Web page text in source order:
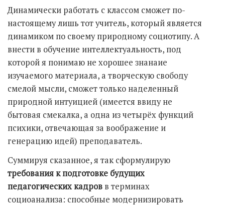
Динамически работать с классом сможет по-
настоящему лишь тот учитель, который является
динамиком по своему природному социотипу. А
внести в обучение интеллектуальность, под
которой я понимаю не хорошее знанаие
изучаемого материала, а творческую свободу
смелой мысли, сможет только наделенный
природной интуицией (имеется ввиду не
бытовая смекалка, а одна из четырёх функций
психики, отвечающая за воображение и
генерацию идей) преподаватель.
Суммируя сказанное, я так сформулирую
требования к подготовке будущих
педагогических кадров в терминах
социоанализа: способные модернизировать